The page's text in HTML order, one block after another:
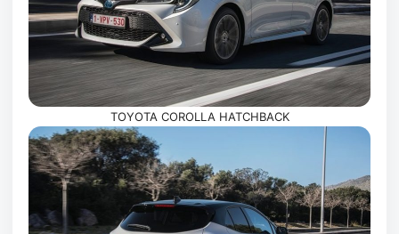
TOYOTA COROLLA HATCHBACK